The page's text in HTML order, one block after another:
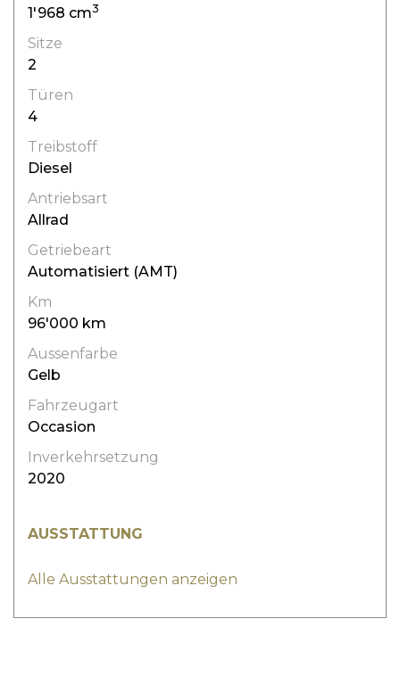
1'968 cm3
Sitze
2
Türen
4
Treibstoff
Diesel
Antriebsart
Allrad
Getriebeart
Automatisiert (AMT)
Km
96'000 km
Aussenfarbe
Gelb
Fahrzeugart
Occasion
Inverkehrsetzung
2020
AUSSTATTUNG
Alle Ausstattungen anzeigen